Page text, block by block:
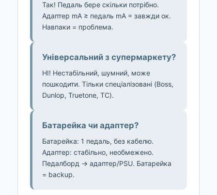
Так! Педаль бере скільки потрібно.
Адаптер mA ≥ педаль mA = завжди ок.
Навпаки = проблема.
Універсальний з супермаркету?
НІ! Нестабільний, шумний, може
пошкодити. Тільки спеціалізовані (Boss,
Dunlop, Truetone, TC).
Батарейка чи адаптер?
Батарейка: 1 педаль, без кабелю.
Адаптер: стабільно, необмежено.
Педалборд → адаптер/PSU. Батарейка
= backup.